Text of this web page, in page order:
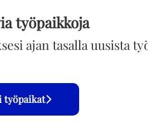
työpaikkoja
ajan tasalla uusista
työpaikat